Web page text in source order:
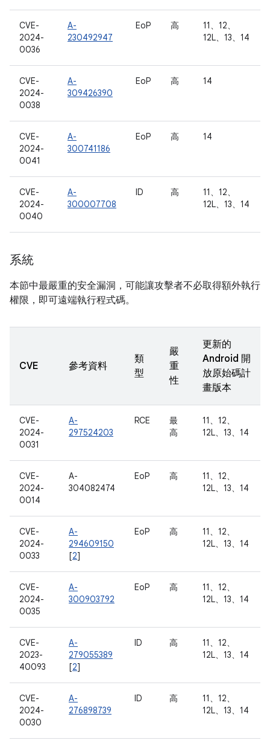
CVE-
2024-
0036
A-
230492947
EoP 高
11、12、
12L、13、14
CVE-
2024-
0038
A-
309426390
EoP 高 14
CVE-
2024-
0041
A-
300741186
EoP 高 14
CVE-
2024-
0040
A-
300007708
ID 高
11、12、
12L、13、14
系統
本節中最嚴重的安全漏洞，可能讓攻擊者不必取得額外執行
權限，即可遠端執行程式碼。
CVE 參考資料
類
型
嚴
重
性
更新的
Android 開
放原始碼計
畫版本
CVE-
2024-
0031
A-
297524203
RCE
最
高
11、12、
12L、13、14
CVE-
2024-
0014
A-
304082474
EoP 高
11、12、
12L、13、14
CVE-
2024-
0033
A-
294609150
[2]
EoP 高
11、12、
12L、13、14
CVE-
2024-
0035
A-
300903792
EoP 高
11、12、
12L、13、14
CVE-
2023-
40093
A-
279055389
[2]
ID 高
11、12、
12L、13、14
CVE-
2024-
0030
A-
276898739
ID 高
11、12、
12L、13、14